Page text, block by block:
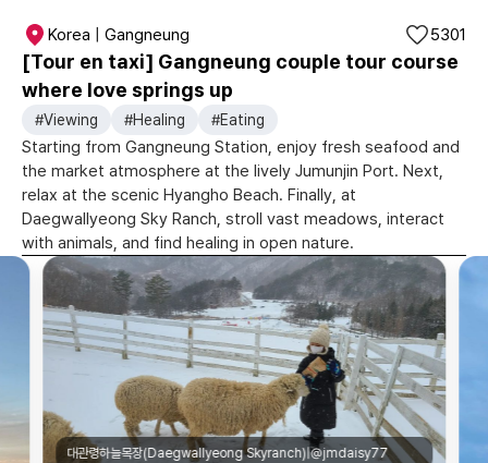
Korea | Gangneung
[Tour en taxi] Gangneung couple tour course
where love springs up
5301
#Viewing #Healing #Eating
Starting from Gangneung Station, enjoy fresh seafood and
the market atmosphere at the lively Jumunjin Port. Next,
relax at the scenic Hyangho Beach. Finally, at
Daegwallyeong Sky Ranch, stroll vast meadows, interact
with animals, and find healing in open nature.
대관령하늘목장(Daegwallyeong Skyranch)|@jmdaisy77